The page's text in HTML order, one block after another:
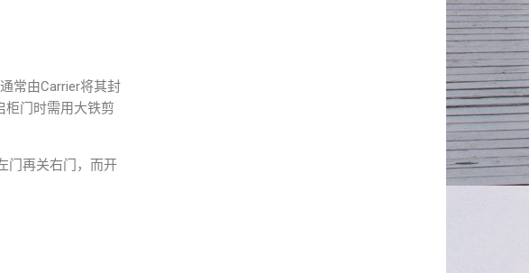
常由Carrier将其封
柜门时需用大铁剪
门再关右门，而开